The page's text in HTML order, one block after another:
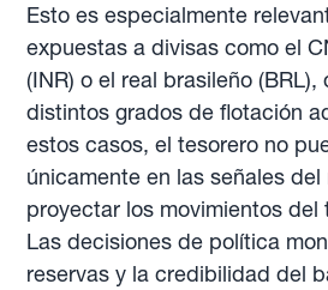
Esto es especialmente
expuestas a divisas como el
(INR) o el real brasileño
distintos grados de flotación
estos casos, el tesorero no
únicamente en las señales
proyectar los movimientos
Las decisiones de política
reservas y la credibilidad del